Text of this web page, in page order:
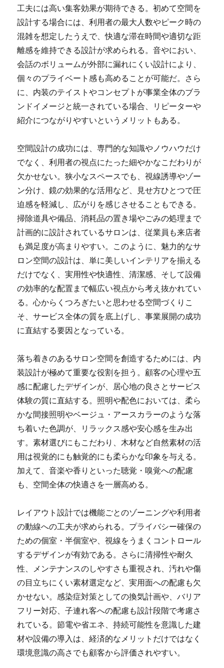
工夫には高い集客効果が期待できる。初めて空間を
設計する場合には、利用者の最大人数やピーク時の
混雑を想定したうえで、快適な滞在時間や適切な距
離感を維持できる設計が求められる。音やにおい、
会話のボリュームが外部に漏れにくい設計により、
個々のプライベート感も高めることが可能だ。さら
に、内装のテイストやコンセプトが事業全体のブラ
ンドイメージと統一されている場合、リピーターや
紹介につながりやすいというメリットもある。
空間設計の成功には、専門的な知識やノウハウだけ
でなく、利用者の視点にたった細やかなこだわりが
欠かせない。狭小なスペースでも、視線誘導やゾー
ン分け、鏡の効果的な活用など、見せ方ひとつで圧
迫感を軽減し、広がりを感じさせることもできる。
掃除道具や備品、消耗品の置き場やごみの処理まで
計画的に設計されているサロンは、従業員も来店者
も満足度が高まりやすい。このように、魅力的なサ
ロン空間の設計は、単に美しいインテリアを揃える
だけでなく、実用性や快適性、清潔感、そして設備
の効率的な配置まで幅広い視点から考え抜かれてい
る。心からくつろぎたいと思わせる空間づくりこ
そ、サービス全体の質を底上げし、事業展開の成功
に直結する要因となっている。
落ち着きのあるサロン空間を創造するためには、内
装設計が極めて重要な役割を担う。顧客の心理や五
感に配慮したデザインが、居心地の良さとサービス
体験の質に直結する。照明や配色においては、柔ら
かな間接照明やベージュ・アースカラーのような落
ち着いた色調が、リラックス感や安心感を生み出
す。素材選びにもこだわり、木材など自然素材の活
用は視覚的にも触覚的にも柔らかな印象を与える。
加えて、音楽や香りといった聴覚・嗅覚への配慮
も、空間全体の快適さを一層高める。
レイアウト設計では機能ごとのゾーニングや利用者
の動線への工夫が求められる。プライバシー確保の
ための個室・半個室や、視線をうまくコントロール
するデザインが有効である。さらに清掃性や耐久
性、メンテナンスのしやすさも重視され、汚れや傷
の目立ちにくい素材選定など、実用面への配慮も欠
かせない。感染症対策としての換気計画や、バリア
フリー対応、子連れ客への配慮も設計段階で考慮さ
れている。節電や省エネ、持続可能性を意識した建
材や設備の導入は、経済的なメリットだけではなく
環境意識の高さでも顧客から評価されやすい。